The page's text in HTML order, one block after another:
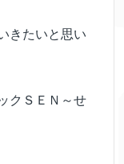
きたいと思い
クＳＥＮ～せ